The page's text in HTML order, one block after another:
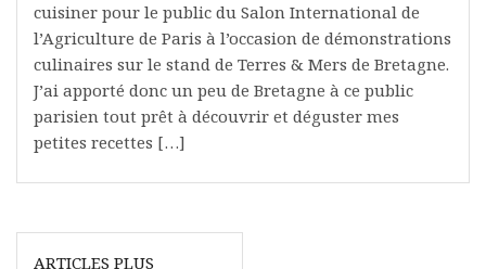
cuisiner pour le public du Salon International de
l’Agriculture de Paris à l’occasion de démonstrations
culinaires sur le stand de Terres & Mers de Bretagne.
J’ai apporté donc un peu de Bretagne à ce public
parisien tout prêt à découvrir et déguster mes
petites recettes […]
Navigation
ARTICLES PLUS